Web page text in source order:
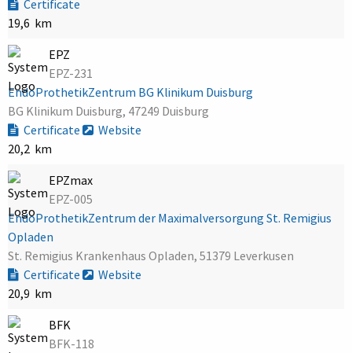
Certificate
19,6 km
EPZ
EPZ-231
EndoProthetikZentrum BG Klinikum Duisburg
BG Klinikum Duisburg, 47249 Duisburg
Certificate
Website
20,2 km
EPZmax
EPZ-005
EndoProthetikZentrum der Maximalversorgung St. Remigius
Opladen
St. Remigius Krankenhaus Opladen, 51379 Leverkusen
Certificate
Website
20,9 km
BFK
BFK-118